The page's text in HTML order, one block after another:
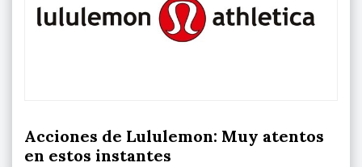
Acciones de Lululemon: Muy atentos
en estos instantes